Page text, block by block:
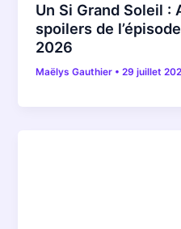
Un Si Grand Soleil
spoilers de
2026
Maëlys Gauthier •29 juillet